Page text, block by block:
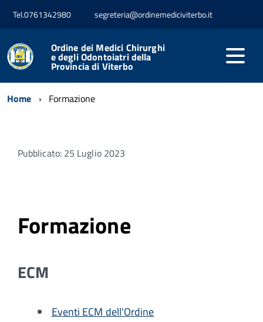
Tel.0761342980 segreteria@ordinemediciviterbo.it
Ordine dei Medici Chirurghi
e degli Odontoiatri della
Provincia di Viterbo
Home Formazione
Pubblicato: 25 Luglio 2023
Formazione
ECM
Eventi ECM dell'Ordine